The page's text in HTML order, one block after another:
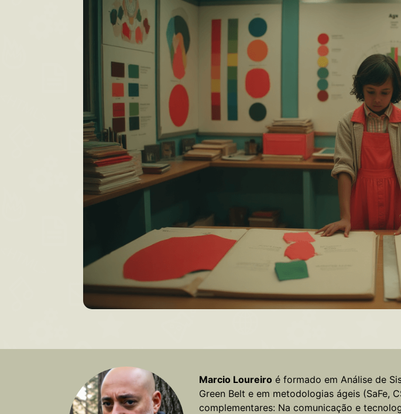
Marcio Loureiro é formado em Análise de
Green Belt e em metodologias ágeis (SaFe,
complementares: Na comunicação e